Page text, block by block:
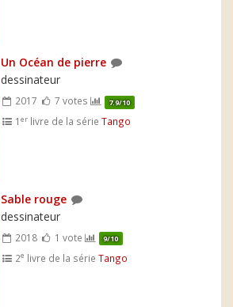
Un Océan de pierre
dessinateur
2017 7 votes 7.9/10
1er livre de la sérieTango
Sable rouge
dessinateur
2018 1 vote 9/10
2e livre de la sérieTango